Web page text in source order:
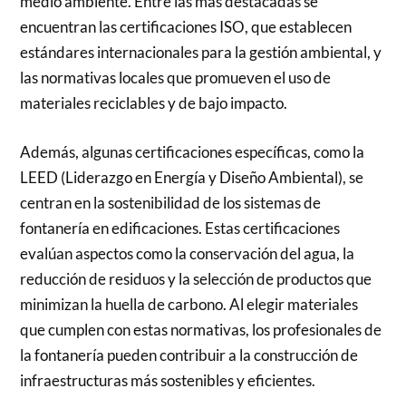
encuentran las certificaciones ISO, que establecen
estándares internacionales para la gestión ambiental, y
las normativas locales que promueven el uso de
materiales reciclables y de bajo impacto.
Además, algunas certificaciones específicas, como la
LEED (Liderazgo en Energía y Diseño Ambiental), se
centran en la sostenibilidad de los sistemas de
fontanería en edificaciones. Estas certificaciones
evalúan aspectos como la conservación del agua, la
reducción de residuos y la selección de productos que
minimizan la huella de carbono. Al elegir materiales
que cumplen con estas normativas, los profesionales de
la fontanería pueden contribuir a la construcción de
infraestructuras más sostenibles y eficientes.